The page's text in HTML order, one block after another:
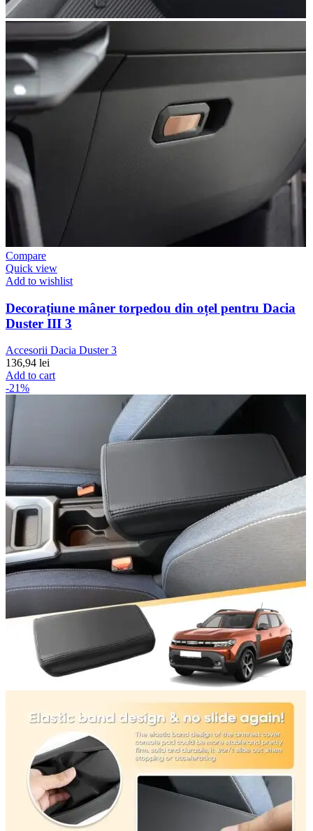
Compare
Quick view
Add to wishlist
Decorațiune mâner torpedou din oțel pentru Dacia
Duster III 3
Accesorii Dacia Duster 3
136,94 lei
Add to cart
-21%